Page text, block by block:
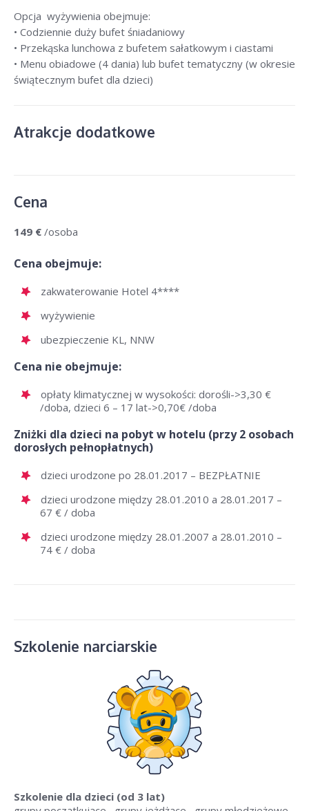
Opcja wyżywienia obejmuje:
• Codziennie duży bufet śniadaniowy
• Przekąska lunchowa z bufetem sałatkowym i ciastami
• Menu obiadowe (4 dania) lub bufet tematyczny (w okresie
świątecznym bufet dla dzieci)
Atrakcje dodatkowe
Cena
149 € /osoba
Cena obejmuje:
zakwaterowanie Hotel 4****
wyżywienie
ubezpieczenie KL, NNW
Cena nie obejmuje:
opłaty klimatycznej w wysokości: dorośli->3,30 €
/doba, dzieci 6 – 17 lat->0,70€ /doba
Zniżki dla dzieci na pobyt w hotelu (przy 2 osobach
dorosłych pełnopłatnych)
dzieci urodzone po 28.01.2017 – BEZPŁATNIE
dzieci urodzone między 28.01.2010 a 28.01.2017 –
67 € / doba
dzieci urodzone między 28.01.2007 a 28.01.2010 –
74 € / doba
Szkolenie narciarskie
Szkolenie dla dzieci (od 3 lat)